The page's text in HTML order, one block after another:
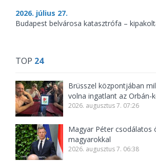
2026. július 27.
Budapest belvárosa katasztrófa –
TOP 24
Brüsszel központjában
volna ingatlant az Orbán-
2026. augusztus 7. 07:26
Magyar Péter csodálatos
magyarokkal
2026. augusztus 7. 06:38